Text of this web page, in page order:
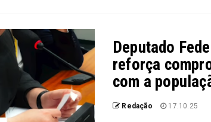
Deputado
reforça
com a
Redação 17.10.25